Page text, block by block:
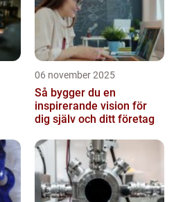
06 november 2025
Så bygger du en
inspirerande vision för
dig själv och ditt företag